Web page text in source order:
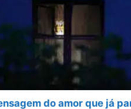
do amor que já